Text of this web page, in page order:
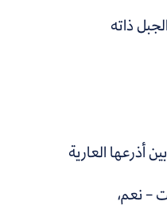
ذاته
أذرعها العارية
نعم،